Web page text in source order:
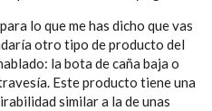
lo que me has dicho que vas
otro tipo de producto del
la bota de caña baja o
Este producto tiene una
similar a la de unas